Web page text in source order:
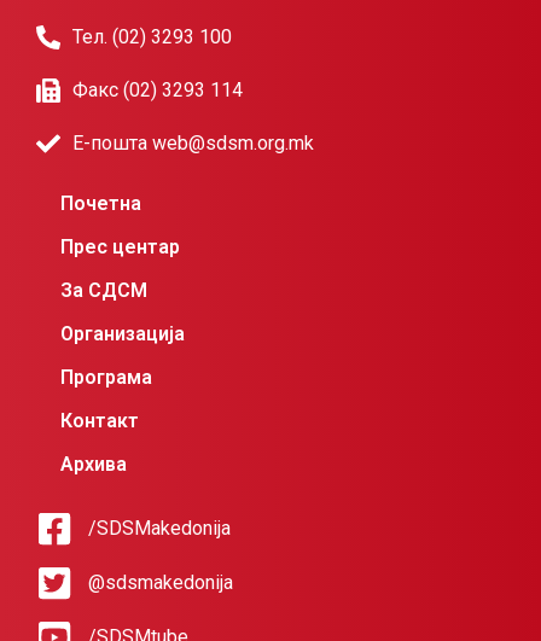
Тел. (02) 3293 100
Факс (02) 3293 114
Е-пошта web@sdsm.org.mk
Почетна
Прес центар
За СДСМ
Организација
Програма
Контакт
Архива
/SDSMakedonija
@sdsmakedonija